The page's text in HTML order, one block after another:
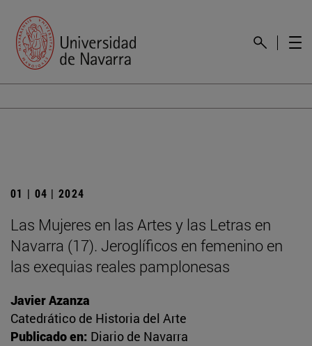
01 | 04 | 2024
Las Mujeres en las Artes y las Letras en
Navarra (17). Jeroglíficos en femenino en
las exequias reales pamplonesas
Javier Azanza
Catedrático de Historia del Arte
Publicado en: Diario de Navarra